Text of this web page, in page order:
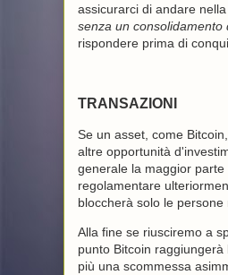
assicurarci di andare
senza un
rispondere prima di
TRANSAZIONI
Se un asset, come
altre opportunità
generale la maggior
regolamentare
bloccherà solo le
Alla fine se riusciremo a
punto Bitcoin
più una scommessa